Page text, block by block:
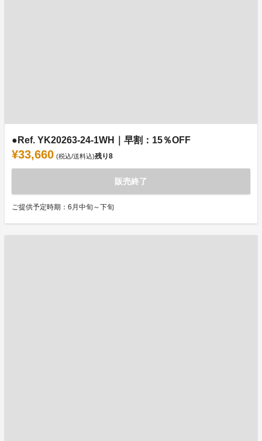
●Ref. YK20263-24-1WH｜早割：15％OFF
¥33,660 (税込/送料込)残り8
販売終了
ご提供予定時期：6月中旬～下旬